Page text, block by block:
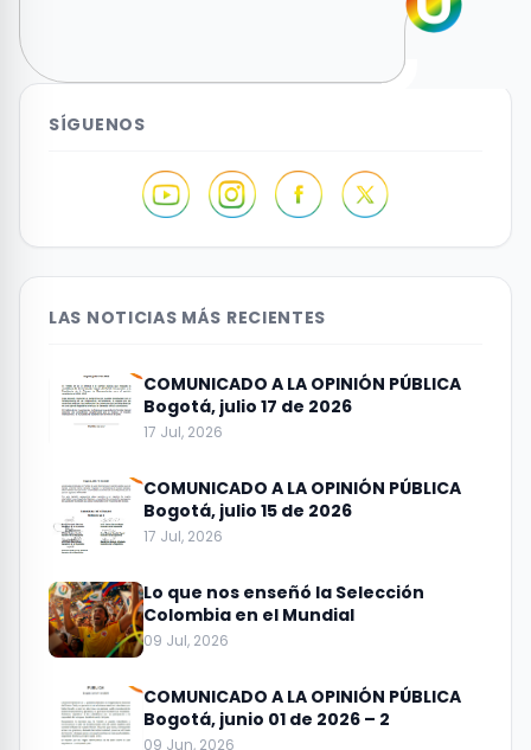
SÍGUENOS
LAS NOTICIAS MÁS RECIENTES
COMUNICADO A LA OPINIÓN PÚBLICA
Bogotá, julio 17 de 2026
17 Jul, 2026
COMUNICADO A LA OPINIÓN PÚBLICA
Bogotá, julio 15 de 2026
17 Jul, 2026
Lo que nos enseñó la Selección
Colombia en el Mundial
09 Jul, 2026
COMUNICADO A LA OPINIÓN PÚBLICA
Bogotá, junio 01 de 2026 – 2
09 Jun, 2026